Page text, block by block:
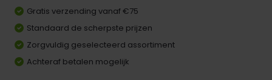
Gratis verzending vanaf €75
Standaard de scherpste prijzen
Zorgvuldig geselecteerd assortiment
Achteraf betalen mogelijk